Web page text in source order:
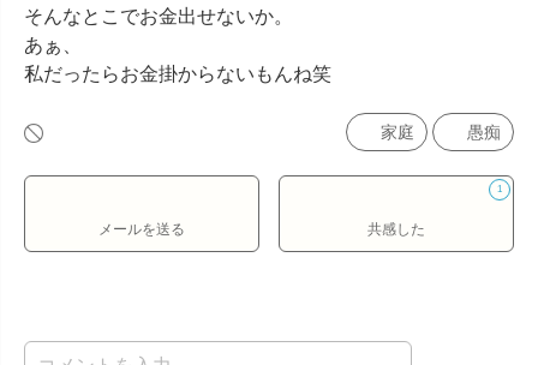
そんなとこでお金出せないか。
あぁ、
私だったらお金掛からないもんね笑
家庭 愚痴
メールを送る
1
共感した